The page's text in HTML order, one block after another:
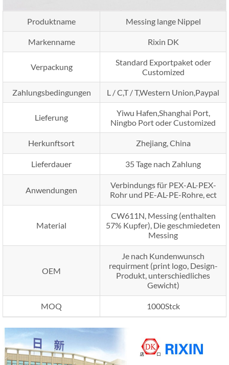
Produktname Messing lange Nippel
Markenname Rixin DK
Verpackung
Standard Exportpaket oder
Customized
Zahlungsbedingungen L / C,T / T,Western Union,Paypal
Lieferung
Yiwu Hafen,Shanghai Port,
Ningbo Port oder Customized
Herkunftsort Zhejiang, China
Lieferdauer 35 Tage nach Zahlung
Anwendungen
Verbindungs ​​für PEX-AL-PEX-
Rohr und PE-AL-PE-Rohre, ect
Material
CW611N, Messing (enthalten
57% Kupfer), Die geschmiedeten
Messing
OEM
Je nach Kundenwunsch
requirment (print logo, Design-
Produkt, unterschiedliches
Gewicht)
MOQ 1000Stck